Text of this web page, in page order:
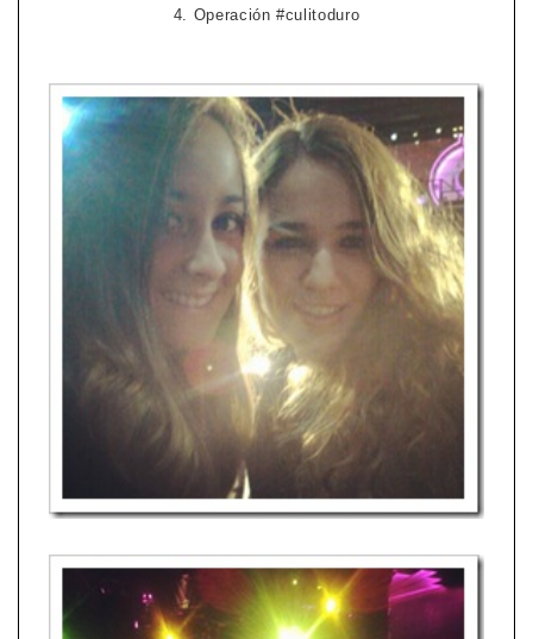
4. Operación #culitoduro